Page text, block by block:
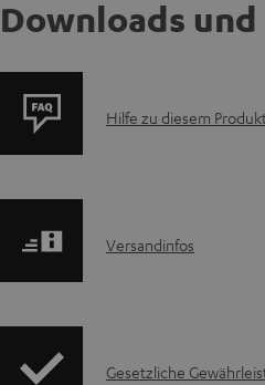
Downloads und
P
d
Hilfe zu diesem Produkt
I
Versandinfos
Gesetzliche